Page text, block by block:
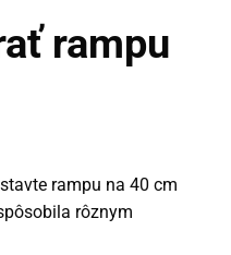
rampu
rampu na 40 cm
rôznym